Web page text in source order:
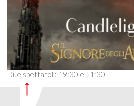
Due spettacoli: 19:30 e 21:30